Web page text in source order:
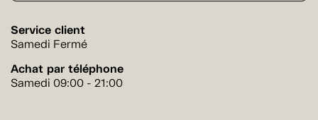
Service client
Samedi Fermé
Achat par téléphone
Samedi 09:00 - 21:00